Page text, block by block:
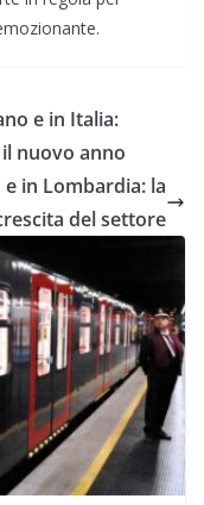
e in Italia:
nuovo anno
in Lombardia: la
del settore